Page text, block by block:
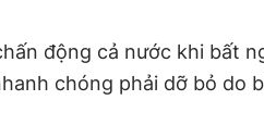
động cả nước khi bất
chóng phải dỡ bỏ do